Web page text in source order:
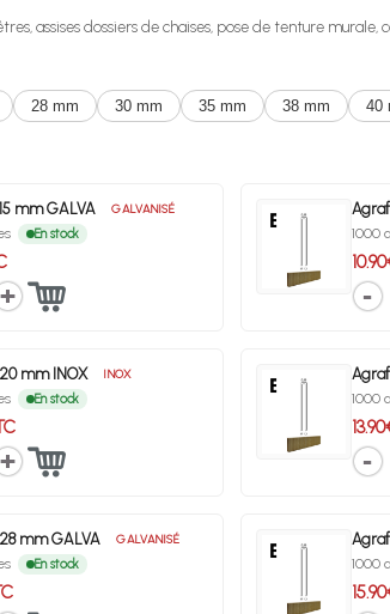
assises dossiers de chaises, pose de tenture
28 mm 30 mm 35 mm 38 mm
40
mm GALVA GALVANISÉ
En stock 1000
mm INOX INOX
En stock 1000
mm GALVA GALVANISÉ
En stock 1000